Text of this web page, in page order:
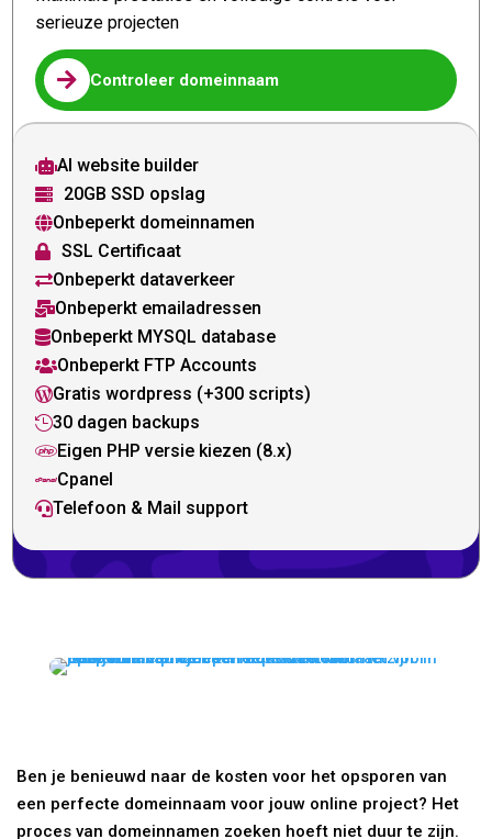
serieuze projecten
 Controleer domeinnaam
AI website builder
 20GB SSD opslag
Onbeperkt domeinnamen
 SSL Certificaat
Onbeperkt dataverkeer
Onbeperkt emailadressen
Onbeperkt MYSQL database
Onbeperkt FTP Accounts
Gratis wordpress (+300 scripts)
30 dagen backups
Eigen PHP versie kiezen (8.x)
Cpanel
Telefoon & Mail support
Ben je benieuwd naar de kosten voor het opsporen van
een perfecte domeinnaam voor jouw online project? Het
proces van domeinnamen zoeken hoeft niet duur te zijn.